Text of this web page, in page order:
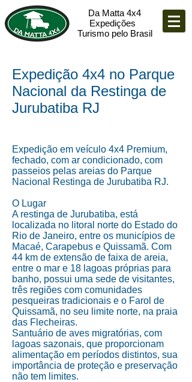
Da Matta 4x4
Expedições
Turismo pelo Brasil
Expedição 4x4 no Parque
Nacional da Restinga de
Jurubatiba RJ
Expedição em veículo 4x4 Premium,
fechado, com ar condicionado, com
passeios pelas areias do Parque
Nacional Restinga de Jurubatiba RJ.
O Lugar
A restinga de Jurubatiba, está
localizada no litoral norte do Estado do
Rio de Janeiro, entre os municípios de
Macaé, Carapebus e Quissamã. Com
44 km de extensão de faixa de areia,
entre o mar e 18 lagoas próprias para
banho, possui uma sede de visitantes,
três regiões com comunidades
pesqueiras tradicionais e o Farol de
Quissamã, no seu limite norte, na praia
das Flecheiras.
Santuário de aves migratórias, com
lagoas sazonais, que proporcionam
alimentação em períodos distintos, sua
importância de proteção e preservação
não tem limites.